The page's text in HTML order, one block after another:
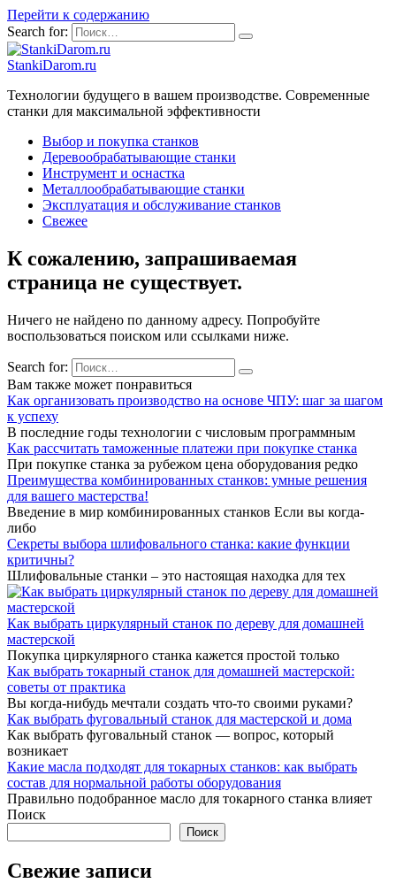
Перейти к содержанию
Search for:
StankiDarom.ru
Технологии будущего в вашем производстве. Современные
станки для максимальной эффективности
Выбор и покупка станков
Деревообрабатывающие станки
Инструмент и оснастка
Металлообрабатывающие станки
Эксплуатация и обслуживание станков
Свежее
К сожалению, запрашиваемая
страница не существует.
Ничего не найдено по данному адресу. Попробуйте
воспользоваться поиском или ссылками ниже.
Search for:
Вам также может понравиться
Как организовать производство на основе ЧПУ: шаг за шагом
к успеху
В последние годы технологии с числовым программным
Как рассчитать таможенные платежи при покупке станка
При покупке станка за рубежом цена оборудования редко
Преимущества комбинированных станков: умные решения
для вашего мастерства!
Введение в мир комбинированных станков Если вы когда-
либо
Секреты выбора шлифовального станка: какие функции
критичны?
Шлифовальные станки – это настоящая находка для тех
Как выбрать циркулярный станок по дереву для домашней
мастерской
Покупка циркулярного станка кажется простой только
Как выбрать токарный станок для домашней мастерской:
советы от практика
Вы когда-нибудь мечтали создать что-то своими руками?
Как выбрать фуговальный станок для мастерской и дома
Как выбрать фуговальный станок — вопрос, который
возникает
Какие масла подходят для токарных станков: как выбрать
состав для нормальной работы оборудования
Правильно подобранное масло для токарного станка влияет
Поиск
Поиск
Свежие записи